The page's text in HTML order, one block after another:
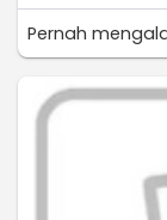
Pernah